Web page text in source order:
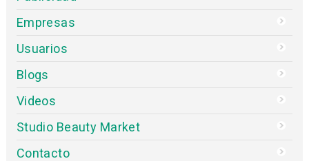
Empresas
Usuarios
Blogs
Videos
Studio Beauty Market
Contacto